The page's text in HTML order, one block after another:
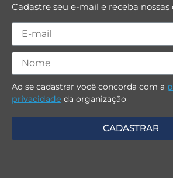
Cadastre seu e-mail e receba
Ao se cadastrar você concorda com a
privacidade da organização